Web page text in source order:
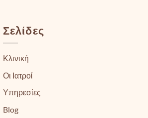
Σελίδες
Κλινική
Οι Ιατροί
Υπηρεσίες
Blog